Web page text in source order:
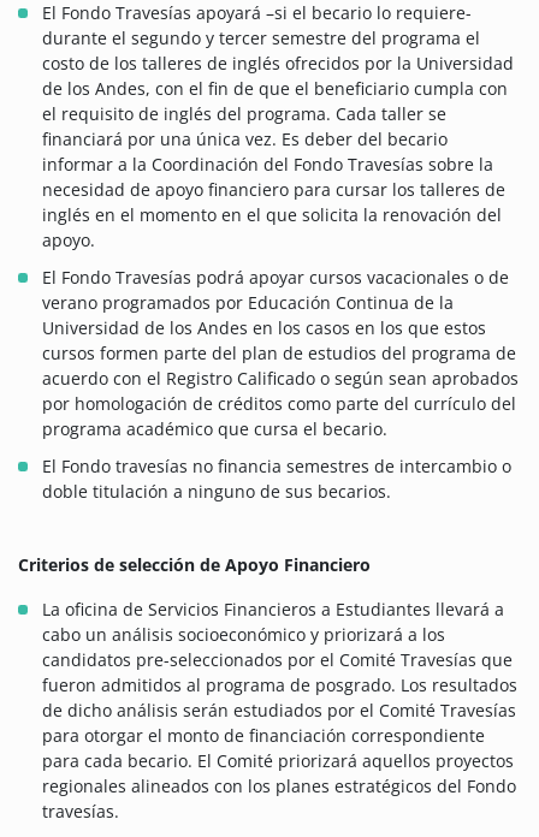
El Fondo Travesías apoyará –si el becario lo requiere-
durante el segundo y tercer semestre del programa el
costo de los talleres de inglés ofrecidos por la Universidad
de los Andes, con el fin de que el beneficiario cumpla con
el requisito de inglés del programa. Cada taller se
financiará por una única vez. Es deber del becario
informar a la Coordinación del Fondo Travesías sobre la
necesidad de apoyo financiero para cursar los talleres de
inglés en el momento en el que solicita la renovación del
apoyo.
El Fondo Travesías podrá apoyar cursos vacacionales o de
verano programados por Educación Continua de la
Universidad de los Andes en los casos en los que estos
cursos formen parte del plan de estudios del programa de
acuerdo con el Registro Calificado o según sean aprobados
por homologación de créditos como parte del currículo del
programa académico que cursa el becario.
El Fondo travesías no financia semestres de intercambio o
doble titulación a ninguno de sus becarios.
Criterios de selección de Apoyo Financiero
La oficina de Servicios Financieros a Estudiantes llevará a
cabo un análisis socioeconómico y priorizará a los
candidatos pre-seleccionados por el Comité Travesías que
fueron admitidos al programa de posgrado. Los resultados
de dicho análisis serán estudiados por el Comité Travesías
para otorgar el monto de financiación correspondiente
para cada becario. El Comité priorizará aquellos proyectos
regionales alineados con los planes estratégicos del Fondo
travesías.